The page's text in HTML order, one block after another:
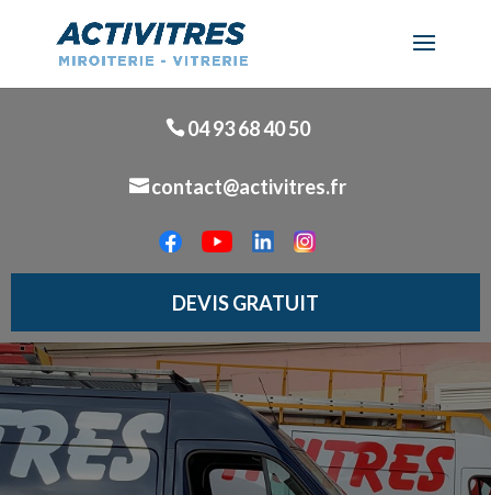
04 93 68 40 50
contact@activitres.fr
DEVIS GRATUIT